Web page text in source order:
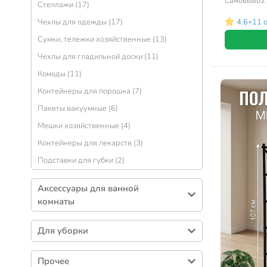
Стеллажи (17)
Чехлы для одежды (17)
Сумки, тележки хозяйственные (13)
Чехлы для гладильной доски (11)
Комоды (11)
Контейнеры для порошка (7)
Пакеты вакуумные (6)
Мешки хозяйственные (4)
Контейнеры для лекарств (3)
Подставки для губки (2)
Аксессуары для ванной
комнаты
Полотенца (274)
Коврики для ванной и душевой (183)
Шторы для ванн (113)
Для уборки
Чистящие средства (384)
Прочее
4.6•11